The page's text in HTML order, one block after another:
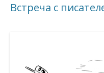
Встреча с